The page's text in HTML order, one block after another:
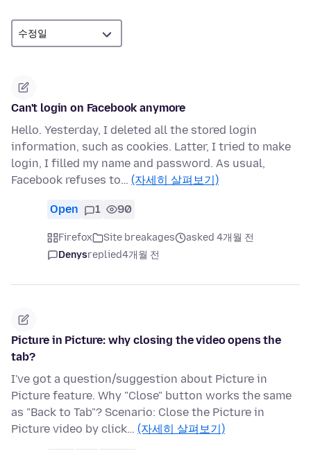
Can't login on Facebook anymore
Hello. Yesterday, I deleted all the stored login
information, such as cookies. Latter, I tried to make
login, I filled my name and password. As usual,
Facebook refuses to… (자세히 살펴보기)
Open 1 90
Firefox Site breakages
asked 4개월 전
Denysreplied4개월 전
Picture in Picture: why closing the video opens the
tab?
I've got a question/suggestion about Picture in
Picture feature. Why "Close" button works the same
as "Back to Tab"? Scenario: Close the Picture in
Picture video by click… (자세히 살펴보기)